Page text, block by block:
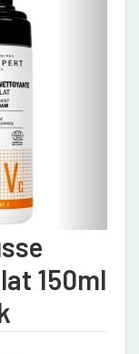
150ml